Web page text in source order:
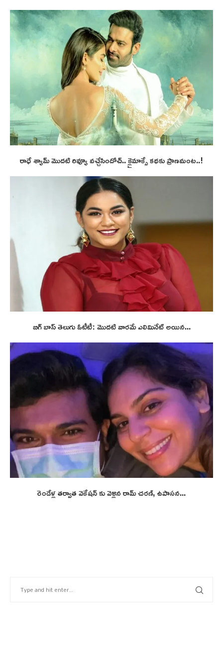
రాధే శ్యామ్ మొదటి రివ్యూ వచ్చేసిందోచ్.. క్లైమాక్సే కథకు ప్రాణమంట..!
బిగ్ బాస్ తెలుగు ఓటీటీ: మొదటి వారమే ఎలిమినేట్ అయిన...
రెండేళ్ల తర్వాత వెకేషన్ కు వెళ్లిన రామ్ చరణ్, ఉపాసన...